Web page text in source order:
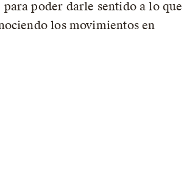
poder darle sentido a lo que
los movimientos en